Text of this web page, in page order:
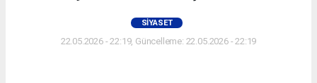
SIYASET
22.05.2026 - 22:19, Güncelleme: 22.05.2026 - 22:19